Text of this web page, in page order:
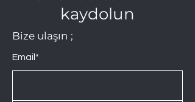
kaydolun
Bize ulaşın ;
Email*